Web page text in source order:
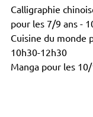
Calligraphie
pour les 7/9 ans -
Cuisine du monde
10h30-12h30
Manga pour les